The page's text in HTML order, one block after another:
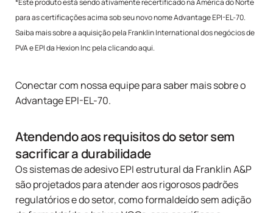
*Este produto está sendo ativamente recertificado na América do Norte
para as certificações acima sob seu novo nome Advantage EPI-EL-70.
Saiba mais sobre a aquisição pela Franklin International dos negócios de
PVA e EPI da Hexion Inc pelaclicando aqui.
Conectarcom nossa equipe para saber mais sobre o
Advantage EPI-EL-70.
Atendendo aos requisitos do setor sem
sacrificar a durabilidade
Os sistemas de adesivo EPI estrutural da Franklin A&P
são projetados para atender aos rigorosos padrões
regulatórios e do setor, como formaldeído sem adição